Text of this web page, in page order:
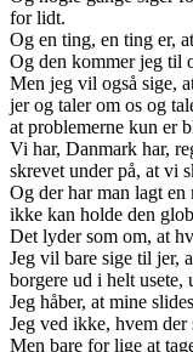
for lidt.
Og en ting, en ting er,
Og den kommer jeg til
Men jeg vil også sige,
jer og taler om os og
at problemerne kun er
Vi har, Danmark har,
skrevet under på, at vi
Og der har man lagt
ikke kan holde den
Det lyder som om, at
Jeg vil bare sige til jer,
borgere ud i helt usete,
Jeg håber, at mine
Jeg ved ikke, hvem
Men bare for lige at